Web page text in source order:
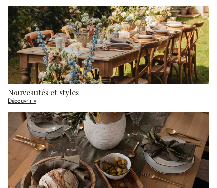
Nouveautés et styles
Découvrir »